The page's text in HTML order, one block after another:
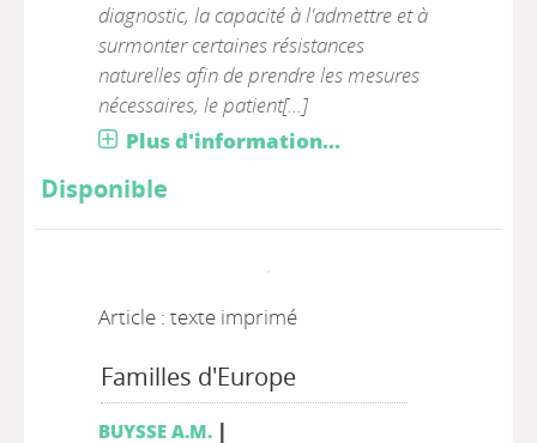
diagnostic, la capacité à l'admettre et à
surmonter certaines résistances
naturelles afin de prendre les mesures
nécessaires, le patient[...]
Plus d'information...
Disponible
Article : texte imprimé
Familles d'Europe
BUYSSE A.M. |